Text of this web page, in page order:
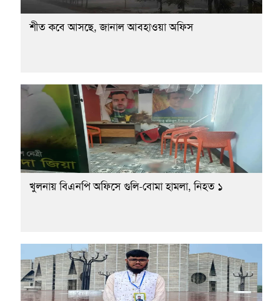
শীত কবে আসছে, জানাল আবহাওয়া অফিস
খুলনায় বিএনপি অফিসে গুলি-বোমা হামলা, নিহত ১